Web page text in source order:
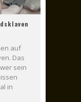
auf
Das
sein
in